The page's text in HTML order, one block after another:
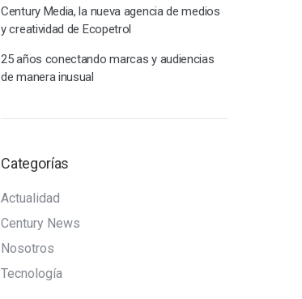
Century Media, la nueva agencia de medios
y creatividad de Ecopetrol
25 años conectando marcas y audiencias
de manera inusual
Categorías
Actualidad
Century News
Nosotros
Tecnología